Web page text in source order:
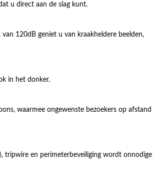
u direct aan de slag kunt.
120dB geniet u van kraakheldere beelden,
in het donker.
waarmee ongewenste bezoekers op afstand
tripwire en perimeterbeveiliging wordt onnodige